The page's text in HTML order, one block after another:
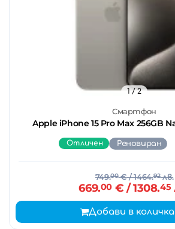
Смартфон
Apple iPhone 15 Pro Max 256GB
1/ 2
Отличен Реновиран
749.00€/ 1464.92лв.
669.00€ / 1308.45
Добави в